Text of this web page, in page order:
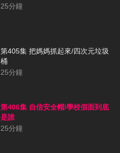
25分鐘
第405集 把媽媽抓起來/四次元垃圾
桶
25分鐘
第406集 自信安全帽/學校假面到底
是誰
25分鐘